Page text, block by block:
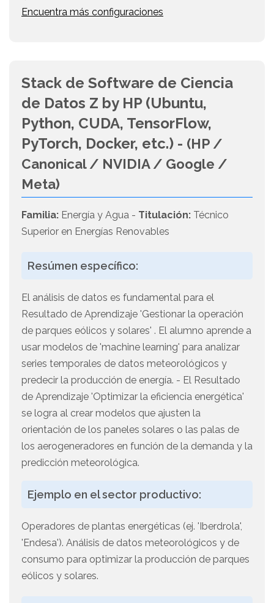
Encuentra más configuraciones
Stack de Software de Ciencia
de Datos Z by HP (Ubuntu,
Python, CUDA, TensorFlow,
PyTorch, Docker, etc.) - (HP /
Canonical / NVIDIA / Google /
Meta)
Familia: Energía y Agua - Titulación: Técnico
Superior en Energías Renovables
Resúmen específico:
El análisis de datos es fundamental para el
Resultado de Aprendizaje 'Gestionar la operación
de parques eólicos y solares' . El alumno aprende a
usar modelos de 'machine learning' para analizar
series temporales de datos meteorológicos y
predecir la producción de energía. - El Resultado
de Aprendizaje 'Optimizar la eficiencia energética'
se logra al crear modelos que ajusten la
orientación de los paneles solares o las palas de
los aerogeneradores en función de la demanda y la
predicción meteorológica.
Ejemplo en el sector productivo:
Operadores de plantas energéticas (ej. 'Iberdrola',
'Endesa'). Análisis de datos meteorológicos y de
consumo para optimizar la producción de parques
eólicos y solares.